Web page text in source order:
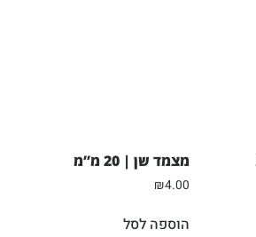
מצמד שן | 20 מ”מ
₪4.00
הוספה לסל